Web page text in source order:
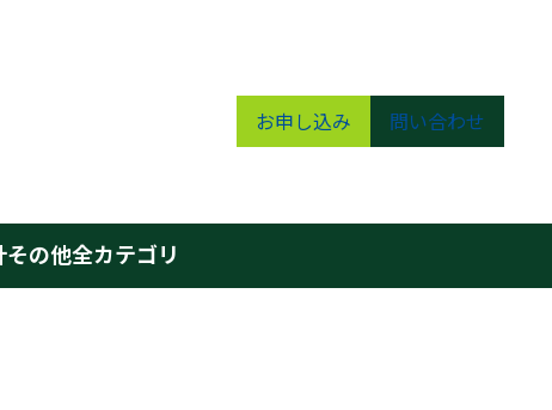
お申し込み 問い合わせ
その他全カテゴリ